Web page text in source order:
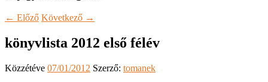
← Előző Következő →
könyvlista 2012 első félév
Közzétéve 07/01/2012 Szerző: tomanek